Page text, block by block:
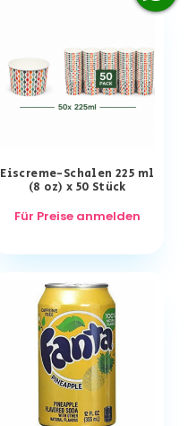
Eiscreme-Schalen 225 ml
(8 oz) x 50 Stück
Für Preise anmelden